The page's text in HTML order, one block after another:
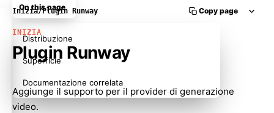
Inizia/Plugin Runway Copy page
INIZIA
Plugin Runway
Aggiunge il supporto per il provider di generazione
video.
On this page
Distribuzione
Superficie
Documentazione correlata